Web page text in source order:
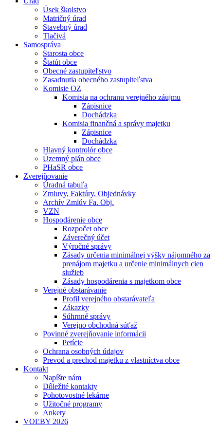
Úsek školstvo
Matričný úrad
Stavebný úrad
Tlačivá
Samospráva
Starosta obce
Štatút obce
Obecné zastupiteľstvo
Zasadnutia obecného zastupiteľstva
Komisie OZ
Komisia na ochranu verejného záujmu
Zápisnice
Dochádzka
Komisia finančná a správy majetku
Zápisnice
Dochádzka
Hlavný kontrolór obce
Územný plán obce
PHaSR obce
Zverejňovanie
Úradná tabuľa
Zmluvy, Faktúry, Objednávky
Archív Zmlúv Fa. Obj.
VZN
Hospodárenie obce
Rozpočet obce
Záverečný účet
Výročné správy
Zásady určenia minimálnej výšky nájomného za
prenájom majetku a určenie minimálnych cien
služieb
Zásady hospodárenia s majetkom obce
Verejné obstarávanie
Profil verejného obstarávateľa
Zákazky
Súhrnné správy
Verejno obchodná súťaž
Povinné zverejňovanie informácii
Petície
Ochrana osobných údajov
Prevod a prechod majetku z vlastníctva obce
Kontakt
Napíšte nám
Dôležité kontakty
Pohotovostné lekárne
Užitočné programy
Ankety
VOĽBY 2026